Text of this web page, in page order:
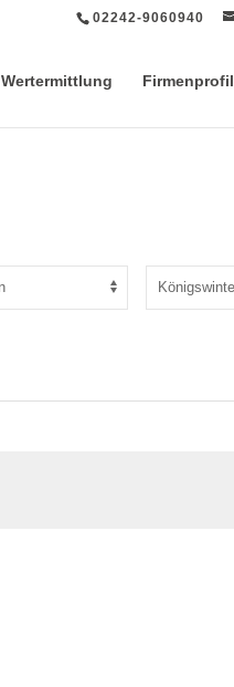
02242-9060940
Wertermittlung Firmenprofil